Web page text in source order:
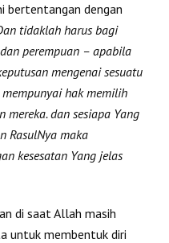
bertentangan dengan
tidaklah harus bagi
perempuan – apabila
mengenai sesuatu
hak memilih
mereka. dan sesiapa Yang
RasulNya maka
kesesatan Yang jelas
di saat Allah masih
untuk membentuk diri